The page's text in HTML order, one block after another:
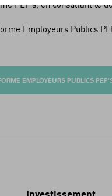
PEP’s, en consultant le
Employeurs Publics
EMPLOYEURS PUBLICS